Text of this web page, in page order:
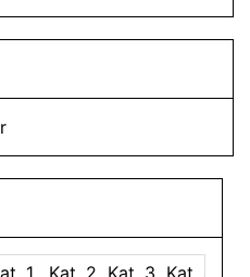
1 Kat. 2 Kat. 3 Kat. 4